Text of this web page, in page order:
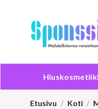
Etusivu / Koti /